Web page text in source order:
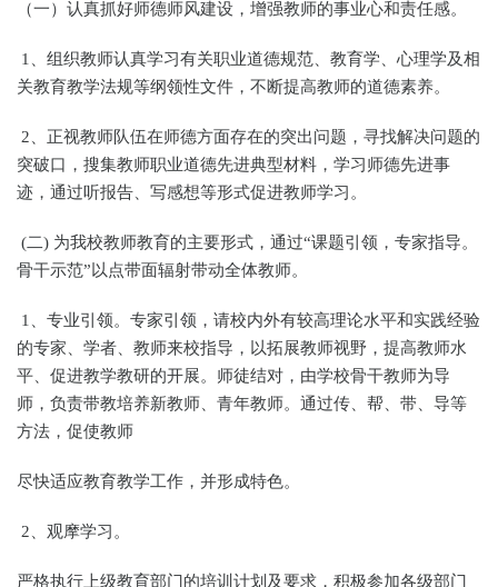
（一）认真抓好师德师风建设，增强教师的事业心和责任感。
1、组织教师认真学习有关职业道德规范、教育学、心理学及相
关教育教学法规等纲领性文件，不断提高教师的道德素养。
2、正视教师队伍在师德方面存在的突出问题，寻找解决问题的
突破口，搜集教师职业道德先进典型材料，学习师德先进事
迹，通过听报告、写感想等形式促进教师学习。
(二) 为我校教师教育的主要形式，通过“课题引领，专家指导。
骨干示范”以点带面辐射带动全体教师。
1、专业引领。专家引领，请校内外有较高理论水平和实践经验
的专家、学者、教师来校指导，以拓展教师视野，提高教师水
平、促进教学教研的开展。师徒结对，由学校骨干教师为导
师，负责带教培养新教师、青年教师。通过传、帮、带、导等
方法，促使教师
尽快适应教育教学工作，并形成特色。
2、观摩学习。
严格执行上级教育部门的培训计划及要求，积极参加各级部门